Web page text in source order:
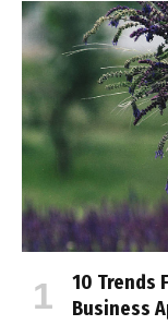
10 Trends
Business